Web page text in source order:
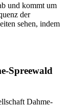
und kommt um
der
sehen, indem
Spreewald
Dahme-